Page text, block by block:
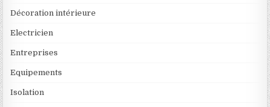
Décoration intérieure
Electricien
Entreprises
Equipements
Isolation